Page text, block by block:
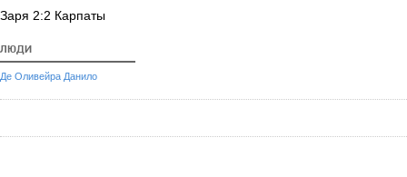
Заря 2:2 Карпаты
ЛЮДИ
Де Оливейра Данило